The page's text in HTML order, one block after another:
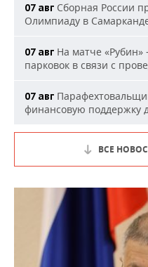
07 авг Сборная России
Олимпиаду в
07 авг На матче
парковок в связи с
07 авг
финансовую поддержку
ВСЕ